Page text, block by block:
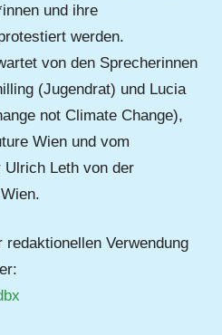
und ihre
werden.
von den Sprecherinnen
(Jugendrat) und Lucia
not Climate Change),
Wien und vom
Leth von der
redaktionellen Verwendung